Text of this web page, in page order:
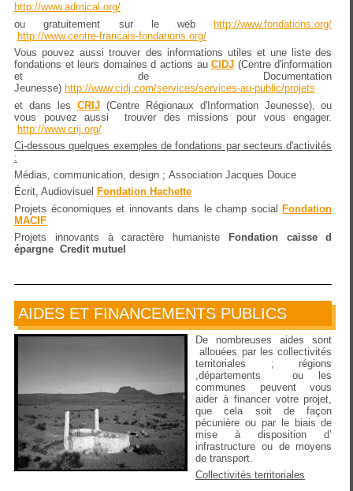
http://www.admical.org/
ou gratuitement sur le web
http://www.fondations.org/
http://www.centre-francais-fondations.org/
Vous pouvez aussi trouver des informations utiles et une liste des
fondations et leurs domaines d actions auCIDJ (Centre d'information
et de Documentation
Jeunesse) http://www.cidj.com/services/services-au-public/projets
et dans les CRIJ(Centre Régionaux d'Information Jeunesse), ou
vous pouvez aussi trouver des missions pour vous engager.
http://www.crij.org/
Ci-dessous quelques exemples de fondations par secteurs d'activités
:
Médias, communication, design ; Association Jacques Douce
Écrit, Audiovisuel Fondation Hachette
Projets économiques et innovants dans le champ social
Fondation
MACIF
Projets innovants à caractère humaniste
Fondation caisse d
épargne Credit mutuel
AIDES ET FINANCEMENTS PUBLICS
De nombreuses aides sont
allouées par les collectivités
territoriales ; régions
,départements ou les
communes peuvent vous
aider à financer votre projet,
que cela soit de façon
pécunière ou par le biais de
mise à disposition d’
infrastructure ou de moyens
de transport.
Collectivités territoriales